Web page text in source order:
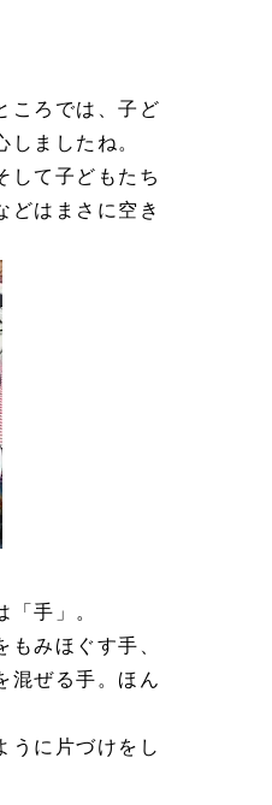
ころでは、子ど
ましたね。
して子どもたち
どはまさに空き
手」。
みほぐす手、
混ぜる手。ほん
うに片づけをし